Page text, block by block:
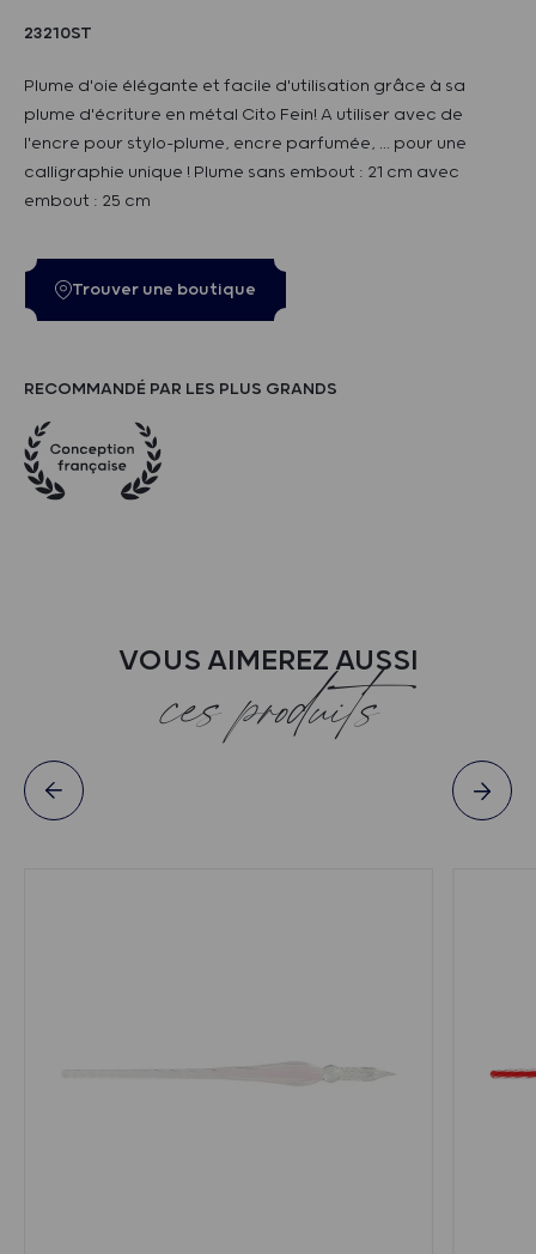
23210ST
Plume d'oie élégante et facile d'utilisation grâce à sa
plume d'écriture en métal Cito Fein! A utiliser avec de
l'encre pour stylo-plume, encre parfumée, ... pour une
calligraphie unique ! Plume sans embout : 21 cm avec
embout : 25 cm
Trouver une boutique
RECOMMANDÉ PAR LES PLUS GRANDS
VOUS AIMEREZ AUSSI
ces produits